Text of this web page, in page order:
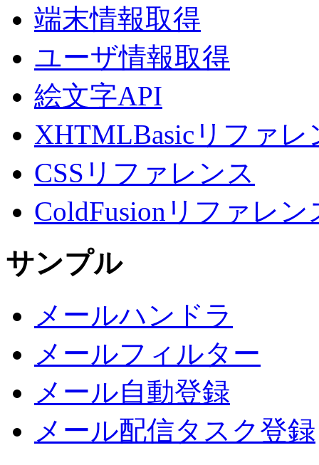
端末情報取得
ユーザ情報取得
絵文字API
XHTMLBasicリファレ
CSSリファレンス
ColdFusionリファレン
サンプル
メールハンドラ
メールフィルター
メール自動登録
メール配信タスク登録